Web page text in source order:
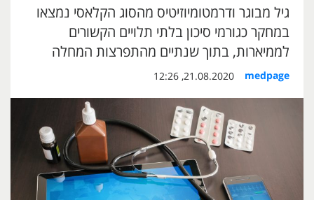
גיל מבוגר ודרמטומיוזיטיס מהסוג הקלאסי נמצאו
במחקר כגורמי סיכון בלתי תלויים הקשורים
לממיארות, בתוך שנתיים מהתפרצות המחלה
medpage
21.08.2020, 12:26